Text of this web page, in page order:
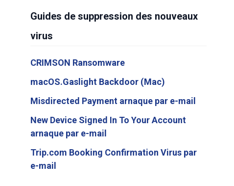
Guides de suppression des nouveaux
virus
CRIMSON Ransomware
macOS.Gaslight Backdoor (Mac)
Misdirected Payment arnaque par e-mail
New Device Signed In To Your Account
arnaque par e-mail
Trip.com Booking Confirmation Virus par
e-mail